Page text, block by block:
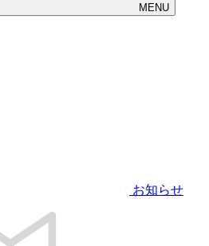
MENU
お知らせ